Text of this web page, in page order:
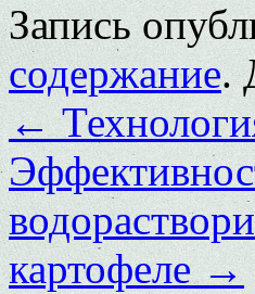
Запись
содержание.
←
картофеле→